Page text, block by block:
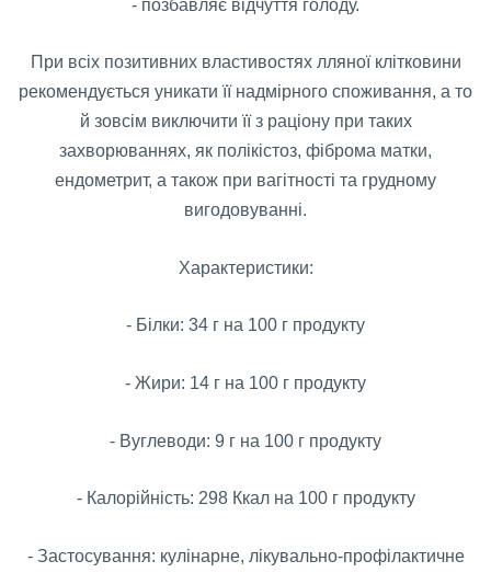
- позбавляє відчуття голоду.
При всіх позитивних властивостях лляної клітковини
рекомендується уникати її надмірного споживання, а то
й зовсім виключити її з раціону при таких
захворюваннях, як полікістоз, фіброма матки,
ендометрит, а також при вагітності та грудному
вигодовуванні.
Характеристики:
- Білки: 34 г на 100 г продукту
- Жири: 14 г на 100 г продукту
- Вуглеводи: 9 г на 100 г продукту
- Калорійність: 298 Ккал на 100 г продукту
- Застосування: кулінарне, лікувально-профілактичне